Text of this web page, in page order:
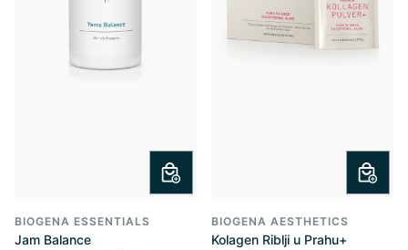
BIOGENA ESSENTIALS
Jam Balance
BIOGENA AESTHETICS
Kolagen Riblji u Prahu+